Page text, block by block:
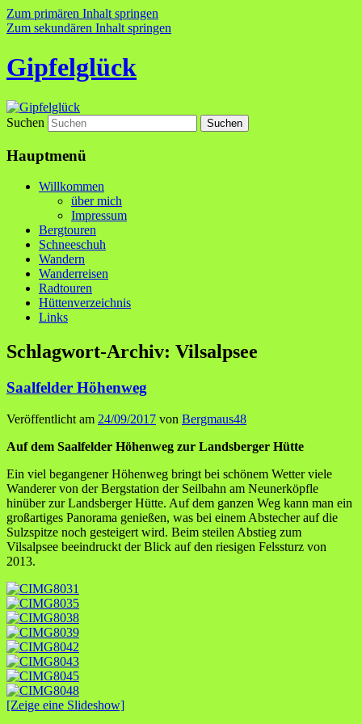
Zum primären Inhalt springen
Zum sekundären Inhalt springen
Gipfelglück
Suchen
Hauptmenü
Willkommen
über mich
Impressum
Bergtouren
Schneeschuh
Wandern
Wanderreisen
Radtouren
Hüttenverzeichnis
Links
Schlagwort-Archiv: Vilsalpsee
Saalfelder Höhenweg
Veröffentlicht am 24/09/2017 von Bergmaus48
Auf dem Saalfelder Höhenweg zur Landsberger Hütte
Ein viel begangener Höhenweg bringt bei schönem Wetter viele
Wanderer von der Bergstation der Seilbahn am Neunerköpfle
hinüber zur Landsberger Hütte. Auf dem ganzen Weg kann man ein
großartiges Panorama genießen, was bei einem Abstecher auf die
Sulzspitze noch gesteigert wird. Beim steilen Abstieg zum
Vilsalpsee beeindruckt der Blick auf den riesigen Felssturz von
2013.
[Zeige eine Slideshow]